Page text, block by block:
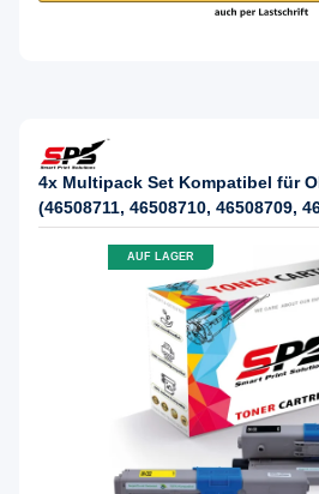
4x Multipack Set Kompatibel für
(46508711, 46508710, 46508709,
AUF LAGER